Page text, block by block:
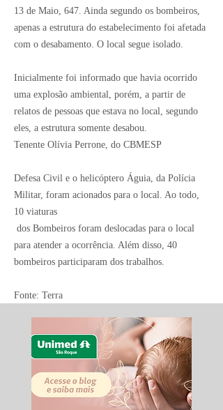
13 de Maio, 647. Ainda segundo os bombeiros,
apenas a estrutura do estabelecimento foi afetada
com o desabamento. O local segue isolado.
Inicialmente foi informado que havia ocorrido
uma explosão ambiental, porém, a partir de
relatos de pessoas que estava no local, segundo
eles, a estrutura somente desabou.
Tenente Olívia Perrone, do CBMESP
Defesa Civil e o helicóptero Águia, da Polícia
Militar, foram acionados para o local. Ao todo,
10 viaturas
dos Bombeiros foram deslocadas para o local
para atender a ocorrência. Além disso, 40
bombeiros participaram dos trabalhos.
Fonte: Terra